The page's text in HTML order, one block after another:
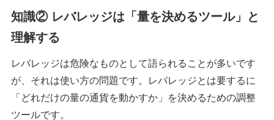
知識② レバレッジは「量を決めるツール」と
理解する
レバレッジは危険なものとして語られることが多いです
が、それは使い方の問題です。レバレッジとは要するに
「どれだけの量の通貨を動かすか」を決めるための調整
ツールです。